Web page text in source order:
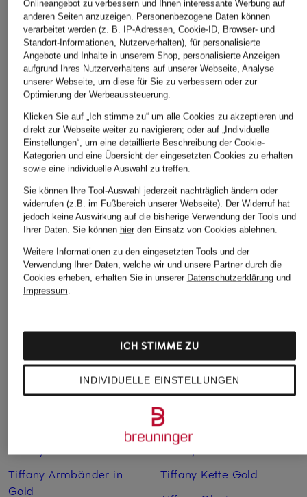
STILVOLLE EMPFEHLUNGEN FÜR SIE
TIFFANY & Co.
RETURN TO TIFFANY™
aus 18 Karat Gelbgold
3.600 €
TIFFANY & Co.
HARDWEAR aus 18
Karat Gelbgold
TIFFANY &
aus 18
13.000 €
Tiffany Armbänder in
Gold
Tiffany Kette
Tiffany Kette Gold
Onlineangebot zu verbessern und Ihnen interessante Werbung auf
anderen Seiten anzuzeigen. Personenbezogene Daten können
verarbeitet werden (z. B. IP-Adressen, Cookie-ID, Browser- und
Standort-Informationen, Nutzerverhalten), für personalisierte
Angebote und Inhalte in unserem Shop, personalisierte Anzeigen
aufgrund Ihres Nutzerverhaltens auf unserer Webseite, Analyse
unserer Webseite, um diese für Sie zu verbessern oder zur
Optimierung der Werbeaussteuerung.
Klicken Sie auf „Ich stimme zu“ um alle Cookies zu akzeptieren und
direkt zur Webseite weiter zu navigieren; oder auf „Individuelle
Einstellungen“, um eine detaillierte Beschreibung der Cookie-
Kategorien und eine Übersicht der eingesetzten Cookies zu erhalten
sowie eine individuelle Auswahl zu treffen.
Sie können Ihre Tool-Auswahl jederzeit nachträglich ändern oder
widerrufen (z.B. im Fußbereich unserer Webseite). Der Widerruf hat
jedoch keine Auswirkung auf die bisherige Verwendung der Tools und
Ihrer Daten. Sie können hierden Einsatz von Cookies ablehnen.
Weitere Informationen zu den eingesetzten Tools und der
Verwendung Ihrer Daten, welche wir und unsere Partner durch die
Cookies erheben, erhalten Sie in unserer Datenschutzerklärungund
Impressum.
INDIVIDUELLE EINSTELLUNGEN
ICH STIMME ZU